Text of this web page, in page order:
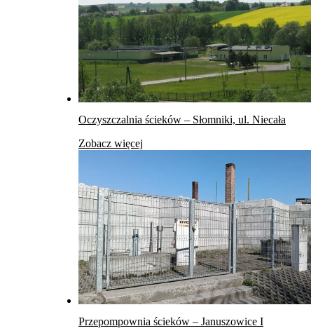
Oczyszczalnia ścieków – Słomniki, ul. Niecała
Zobacz więcej
Przepompownia ścieków – Januszowice I